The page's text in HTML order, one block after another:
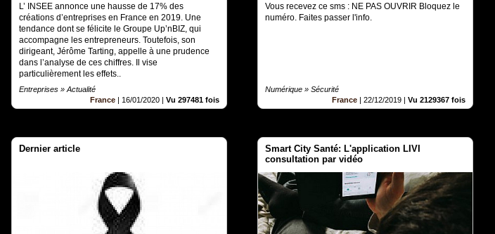
L’ INSEE annonce une hausse de 17% des
créations d’entreprises en France en 2019. Une
tendance dont se félicite le Groupe Up’nBIZ, qui
accompagne les entrepreneurs. Toutefois, son
dirigeant, Jérôme Tarting, appelle à une prudence
dans l’analyse de ces chiffres. Il vise
particulièrement les effets..
Entreprises » Actualité
France | 16/01/2020 |Vu 297481 fois
Vous recevez ce sms : NE PAS OUVRIR Bloquez le
numéro. Faites passer l'info.
Numérique » Sécurité
France |22/12/2019 |Vu 2129367 fois
Dernier article
Smart City Santé: L'application LIVI
consultation par vidéo